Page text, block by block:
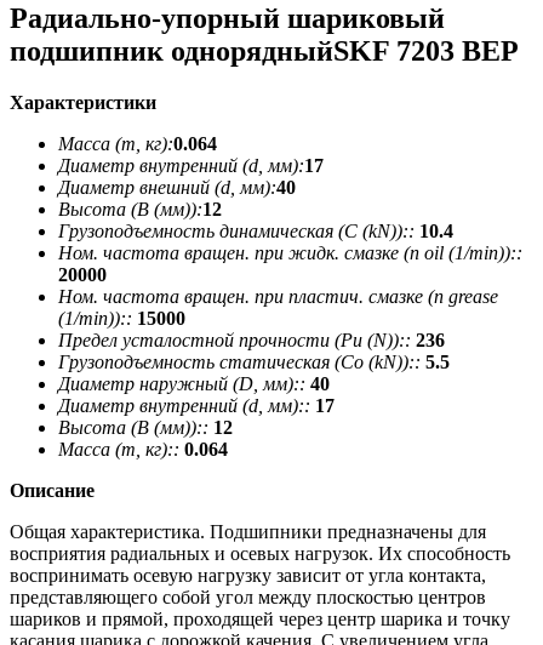
Радиально-упорный шариковый
подшипник однорядныйSKF 7203 BEP
Характеристики
Масса (m, кг):0.064
Диаметр внутренний (d, мм):17
Диаметр внешний (d, мм):40
Высота (В (мм)):12
Грузоподъемность динамическая (C (kN)):: 10.4
Ном. частота вращен. при жидк. смазке (n oil (1/min))::
20000
Ном. частота вращен. при пластич. смазке (n grease
(1/min)):: 15000
Предел усталостной прочности (Pu (N)):: 236
Грузоподъемность статическая (Co (kN)):: 5.5
Диаметр наружный (D, мм):: 40
Диаметр внутренний (d, мм):: 17
Высота (В (мм)):: 12
Масса (m, кг):: 0.064
Описание
Общая характеристика. Подшипники предназначены для
восприятия радиальных и осевых нагрузок. Их способность
воспринимать осевую нагрузку зависит от угла контакта,
представляющего собой угол между плоскостью центров
шариков и прямой, проходящей через центр шарика и точку
касания шарика с дорожкой качения. С увеличением угла